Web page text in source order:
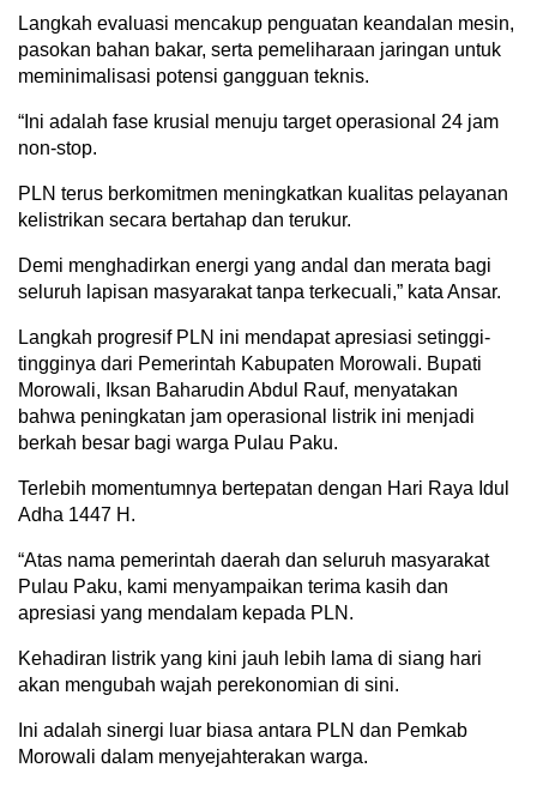
Langkah evaluasi mencakup penguatan keandalan mesin,
pasokan bahan bakar, serta pemeliharaan jaringan untuk
meminimalisasi potensi gangguan teknis.
“Ini adalah fase krusial menuju target operasional 24 jam
non-stop.
PLN terus berkomitmen meningkatkan kualitas pelayanan
kelistrikan secara bertahap dan terukur.
Demi menghadirkan energi yang andal dan merata bagi
seluruh lapisan masyarakat tanpa terkecuali,” kata Ansar.
Langkah progresif PLN ini mendapat apresiasi setinggi-
tingginya dari Pemerintah Kabupaten Morowali. Bupati
Morowali, Iksan Baharudin Abdul Rauf, menyatakan
bahwa peningkatan jam operasional listrik ini menjadi
berkah besar bagi warga Pulau Paku.
Terlebih momentumnya bertepatan dengan Hari Raya Idul
Adha 1447 H.
“Atas nama pemerintah daerah dan seluruh masyarakat
Pulau Paku, kami menyampaikan terima kasih dan
apresiasi yang mendalam kepada PLN.
Kehadiran listrik yang kini jauh lebih lama di siang hari
akan mengubah wajah perekonomian di sini.
Ini adalah sinergi luar biasa antara PLN dan Pemkab
Morowali dalam menyejahterakan warga.